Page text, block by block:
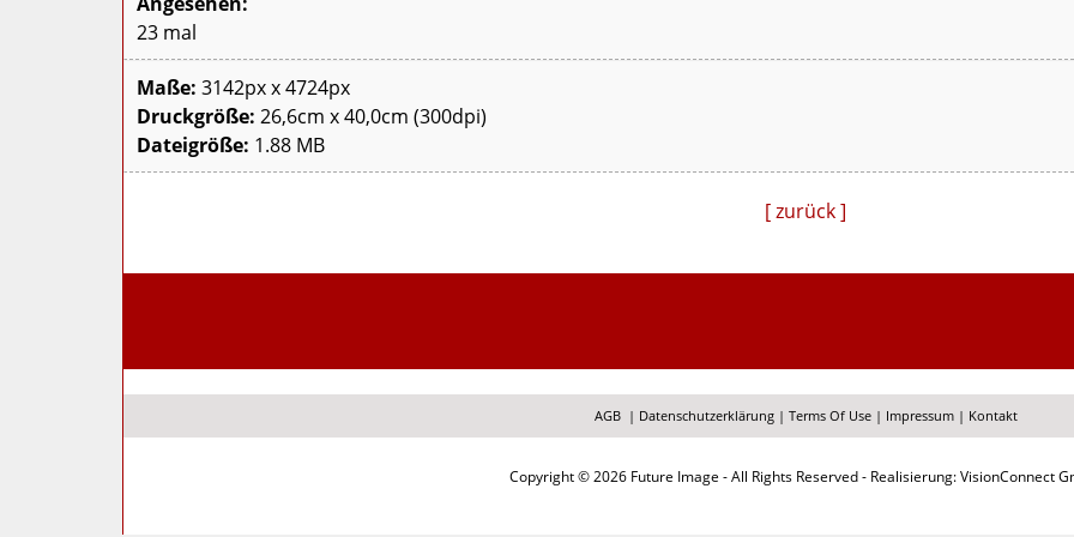
23 mal
Maße: 3142px x 4724px
Druckgröße: 26,6cm x 40,0cm (300dpi)
Dateigröße: 1.88 MB
[ zurück ]
AGB | Datenschutzerklärung| Terms Of Use| Impressum| Kontakt
Copyright © 2026 Future Image - All Rights Reserved - Realisierung: VisionConnect